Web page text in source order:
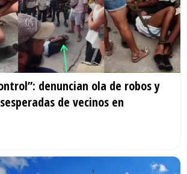
denuncian ola de robos y
de vecinos en